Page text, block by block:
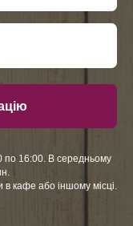
по 16:00. В середньому
кафе або іншому місці.